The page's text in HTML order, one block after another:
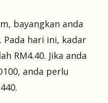
bayangkan anda
Pada hari ini, kadar
RM4.40. Jika anda
anda perlu